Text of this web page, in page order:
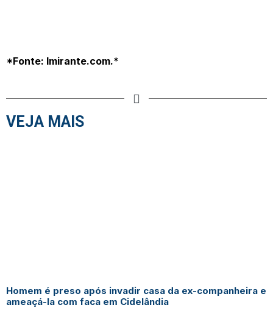
*Fonte: Imirante.com.*
VEJA MAIS
Homem é preso após invadir casa da ex-companheira e
ameaçá-la com faca em Cidelândia